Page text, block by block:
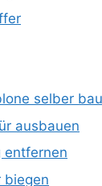
selber
ausbauen
entfernen
biegen